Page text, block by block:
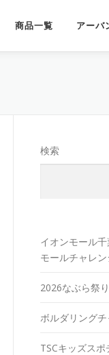
商品一覧 アーバ
検索
イオンモール
モールチャレン
2026なぶら祭
ボルダリング
TSCキッズス